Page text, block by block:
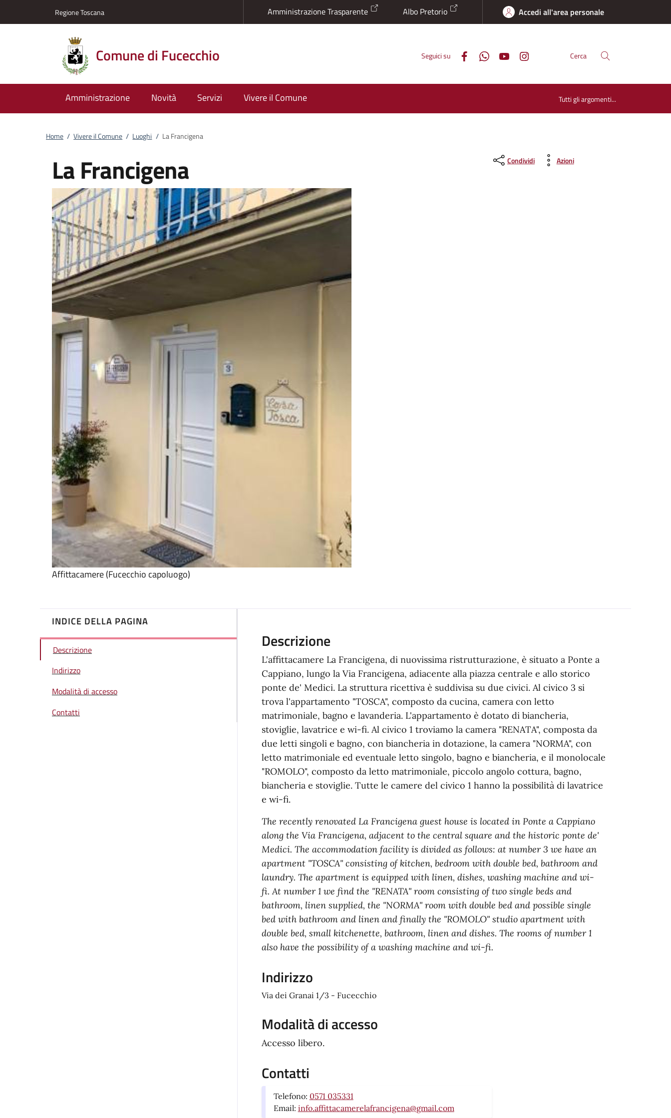
Regione Toscana Amministrazione Trasparente Albo Pretorio Accedi all'area personale
Comune di Fucecchio Seguici su Cerca
Amministrazione Novità Servizi Vivere il Comune Tutti gli argomenti...
Home / Vivere il Comune / Luoghi / La Francigena
La Francigena
Affittacamere (Fucecchio capoluogo)
Condividi Azioni
INDICE DELLA PAGINA
Descrizione
Indirizzo
Modalità di accesso
Contatti
Descrizione
L'affittacamere La Francigena, di nuovissima ristrutturazione, è situato a Ponte a
Cappiano, lungo la Via Francigena, adiacente alla piazza centrale e allo storico
ponte de' Medici. La struttura ricettiva è suddivisa su due civici. Al civico 3 si
trova l'appartamento "TOSCA", composto da cucina, camera con letto
matrimoniale, bagno e lavanderia. L'appartamento è dotato di biancheria,
stoviglie, lavatrice e wi-fi. Al civico 1 troviamo la camera "RENATA", composta da
due letti singoli e bagno, con biancheria in dotazione, la camera "NORMA", con
letto matrimoniale ed eventuale letto singolo, bagno e biancheria, e il monolocale
"ROMOLO", composto da letto matrimoniale, piccolo angolo cottura, bagno,
biancheria e stoviglie. Tutte le camere del civico 1 hanno la possibilità di lavatrice
e wi-fi.
The recently renovated La Francigena guest house is located in Ponte a Cappiano
along the Via Francigena, adjacent to the central square and the historic ponte de'
Medici. The accommodation facility is divided as follows: at number 3 we have an
apartment "TOSCA" consisting of kitchen, bedroom with double bed, bathroom and
laundry. The apartment is equipped with linen, dishes, washing machine and wi-
fi. At number 1 we find the "RENATA" room consisting of two single beds and
bathroom, linen supplied, the "NORMA" room with double bed and possible single
bed with bathroom and linen and finally the "ROMOLO" studio apartment with
double bed, small kitchenette, bathroom, linen and dishes. The rooms of number 1
also have the possibility of a washing machine and wi-fi.
Indirizzo
Via dei Granai 1/3 - Fucecchio
Modalità di accesso
Accesso libero.
Contatti
Telefono: 0571 035331
Email: info.affittacamerelafrancigena@gmail.com